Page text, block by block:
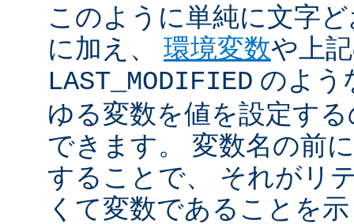
このように単純に文字
に加え、 環境変数や上
LAST_MODIFIED のよう
ゆる変数を値を設定す
できます。 変数名の前
することで、 それがリ
くて変数であることを